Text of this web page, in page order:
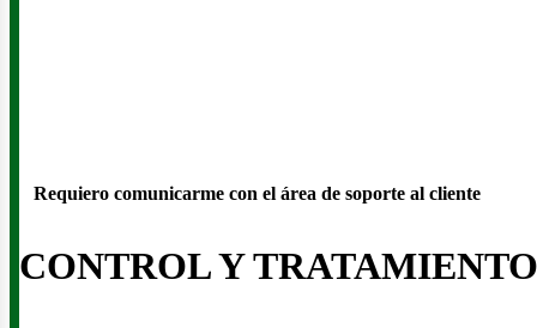
CONTROL Y TRATAMIENTO
Requiero comunicarme con el área de soporte al cliente